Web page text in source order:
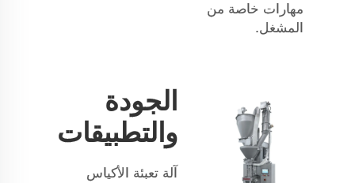
مهارات خاصة من
المشغل.
الجودة
والتطبيقات
آلة تعبئة الأكياس